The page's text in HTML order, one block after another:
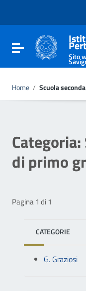
Vai al footer
Attiva / disattiva la
Sito
Home / Scuola
Categoria:
di primo
Pagina 1 di 1
CATEGORIE
G. Graziosi